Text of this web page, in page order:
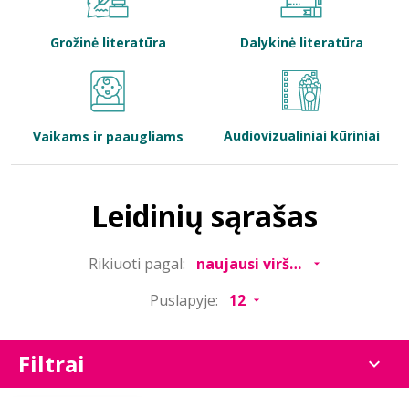
Bibliotekoms
Grožinė literatūra Dalykinė literatūra
Vaikams ir paaugliams Audiovizualiniai kūriniai
Leidinių sąrašas
Rikiuoti pagal:
Puslapyje:
Filtrai